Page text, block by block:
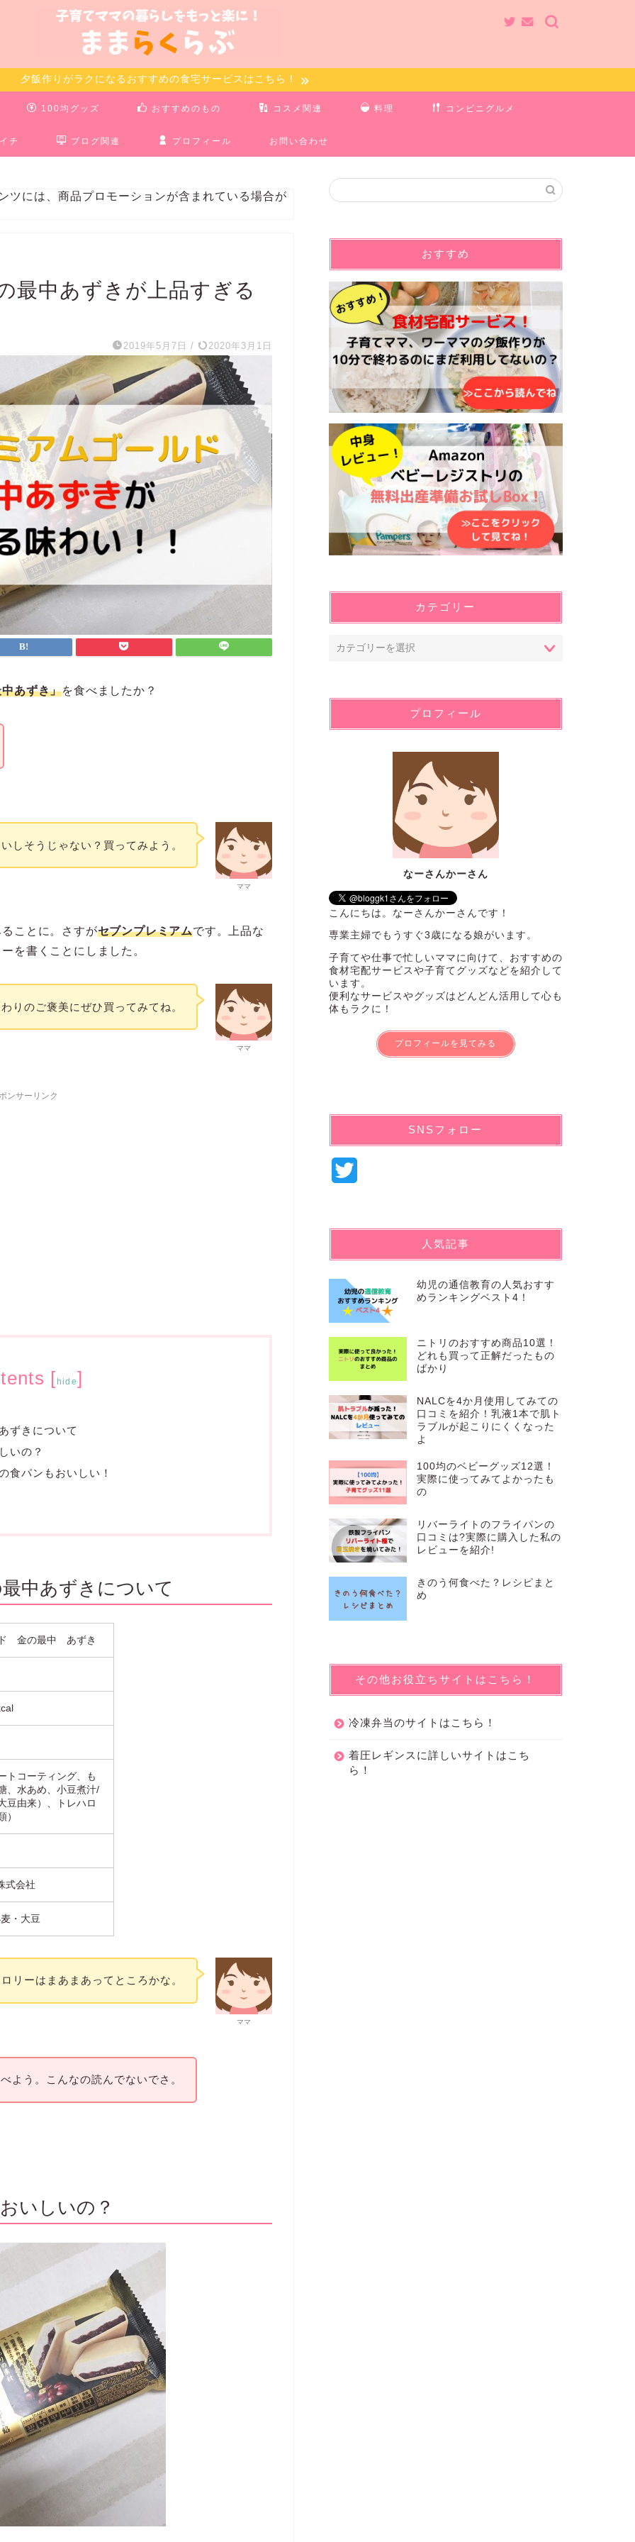
夕飯作りがラクになるおすすめの食宅サービスはこちら！
100均グッズ おすすめのもの コスメ関連 料理 コンビニグルメ
チ ブログ関連 プロフィール お問い合わせ
ツには、商品プロモーションが含まれている場合が
最中あずきが上品すぎる
2019年5月7日 / 2020年3月1日
あずき」を食べましたか？
ママ
しそうじゃない？買ってみよう。
ことに。さすがセブンプレミアムです。上品な
を書くことにしました。
ママ
りのご褒美にぜひ買ってみてね。
ンサーリンク
[ hide]
ずきについて
いの？
食パンもおいしい！
中あずきについて
ド 金の最中 あずき
トコーティング、も
、水あめ、小豆煮汁/
豆由来）、トレハロ
）
式会社
・大豆
ママ
リーはまあまあってところかな。
よう。こんなの読んでないでさ。
いしいの？
おすすめ
カテゴリー
プロフィール
なーさんかーさん
こんにちは。なーさんかーさんです！
専業主婦でもうすぐ3歳になる娘がいます。
子育てや仕事で忙しいママに向けて、おすすめの
食材宅配サービスや子育てグッズなどを紹介して
います。
便利なサービスやグッズはどんどん活用して心も
体もラクに！
プロフィールを見てみる
SNSフォロー
e
r
人気記事
幼児の通信教育の人気おすす
めランキングベスト4！
ニトリのおすすめ商品10選！
どれも買って正解だったもの
ばかり
NALCを4か月使用してみての
口コミを紹介！乳液1本で肌ト
ラブルが起こりにくくなった
よ
100均のベビーグッズ12選！
実際に使ってみてよかったも
の
リバーライトのフライパンの
口コミは?実際に購入した私の
レビューを紹介!
きのう何食べた？レシピまと
め
その他お役立ちサイトはこちら！
冷凍弁当のサイトはこちら！
着圧レギンスに詳しいサイトはこち
ら！